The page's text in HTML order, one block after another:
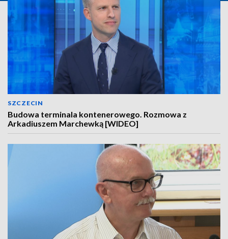
SZCZECIN
Budowa terminala kontenerowego. Rozmowa z
Arkadiuszem Marchewką [WIDEO]